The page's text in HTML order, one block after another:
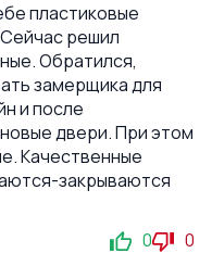
пластиковые
решил
Обратился,
замерщика для
и после
двери. При этом
Качественные
закрываются
0 0